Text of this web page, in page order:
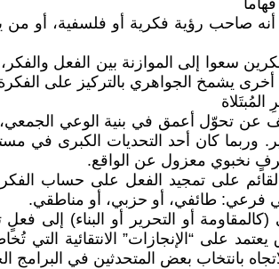
صاحب رؤية فكرية أو فلسفية، أو من
سعوا إلى الموازنة بين الفعل
أخرى يشمخ الجواهري بالتركيز على
تحوّل أعمق في بنية الوعي الجمعي،
وربما كان أحد التحديات الكبرى في
ترفٍ نخبوي معزول عن الواقع.
القائم على تمجيد الفعل على
طائفي، أو حزبي، أو مناطقي.
أو التحرير أو البناء) إلى
على “الإنجازات” الانتقائية التي
بانتخاب بعض المتحدثين في البرامج